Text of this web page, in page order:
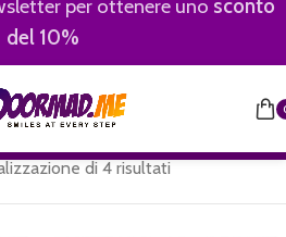
per ottenere uno sconto
del 10%
di 4 risultati